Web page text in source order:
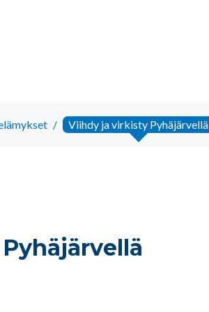
/ Viihdy ja virkisty Pyhäjärvellä